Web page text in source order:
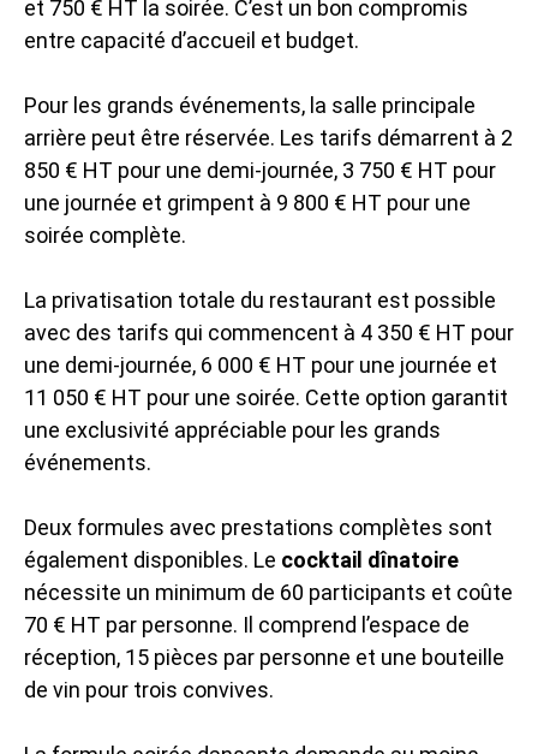
et 750 € HT la soirée. C’est un bon compromis
entre capacité d’accueil et budget.
Pour les grands événements, la salle principale
arrière peut être réservée. Les tarifs démarrent à 2
850 € HT pour une demi-journée, 3 750 € HT pour
une journée et grimpent à 9 800 € HT pour une
soirée complète.
La privatisation totale du restaurant est possible
avec des tarifs qui commencent à 4 350 € HT pour
une demi-journée, 6 000 € HT pour une journée et
11 050 € HT pour une soirée. Cette option garantit
une exclusivité appréciable pour les grands
événements.
Deux formules avec prestations complètes sont
également disponibles. Le cocktail dînatoire
nécessite un minimum de 60 participants et coûte
70 € HT par personne. Il comprend l’espace de
réception, 15 pièces par personne et une bouteille
de vin pour trois convives.